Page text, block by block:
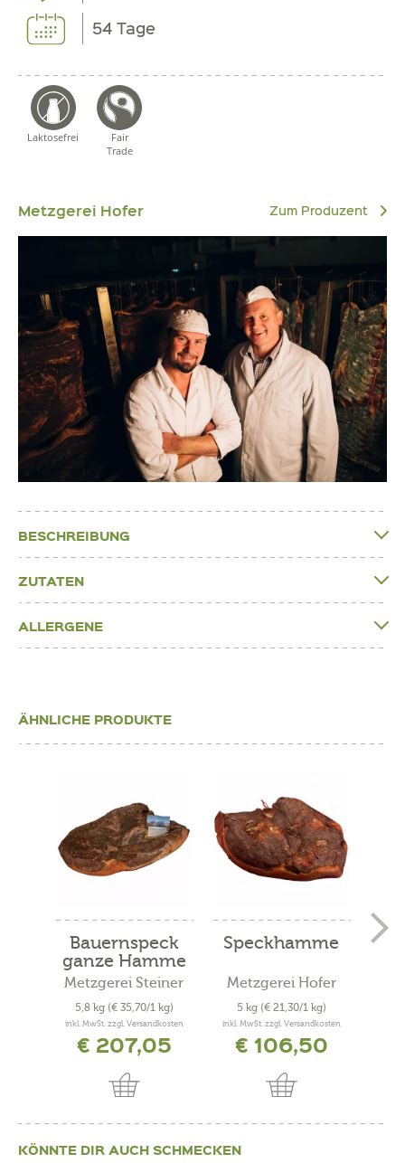
54 Tage
Laktosefrei
Fair
Trade
Metzgerei Hofer Zum Produzent
BESCHREIBUNG
ZUTATEN
ALLERGENE
ÄHNLICHE PRODUKTE
Bauernspeck
ganze Hamme
Metzgerei Steiner
5,8 kg (€ 35,70/1 kg)
inkl. MwSt. zzgl. Versandkosten
€ 207,05
Speckhamme
Metzgerei Hofer
5 kg (€ 21,30/1 kg)
inkl. MwSt. zzgl. Versandkosten
€ 106,50
KÖNNTE DIR AUCH SCHMECKEN